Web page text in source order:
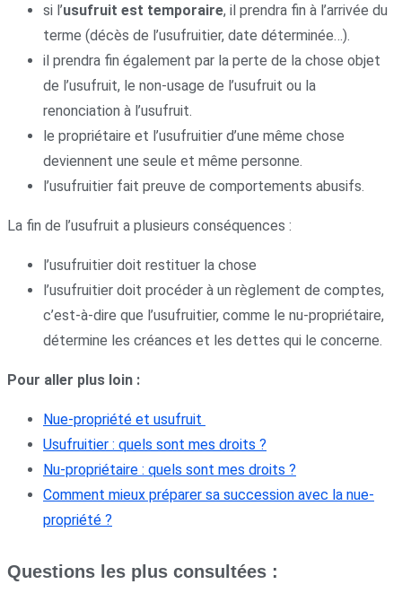
si l’usufruit est temporaire, il prendra fin à l’arrivée du
terme (décès de l’usufruitier, date déterminée…).
il prendra fin également par la perte de la chose objet
de l’usufruit, le non-usage de l’usufruit ou la
renonciation à l’usufruit.
le propriétaire et l’usufruitier d’une même chose
deviennent une seule et même personne.
l’usufruitier fait preuve de comportements abusifs.
La fin de l’usufruit a plusieurs conséquences :
l’usufruitier doit restituer la chose
l’usufruitier doit procéder à un règlement de comptes,
c’est-à-dire que l’usufruitier, comme le nu-propriétaire,
détermine les créances et les dettes qui le concerne.
Pour aller plus loin :
Nue-propriété et usufruit
Usufruitier : quels sont mes droits ?
Nu-propriétaire : quels sont mes droits ?
Comment mieux préparer sa succession avec la nue-
propriété ?
Questions les plus consultées :